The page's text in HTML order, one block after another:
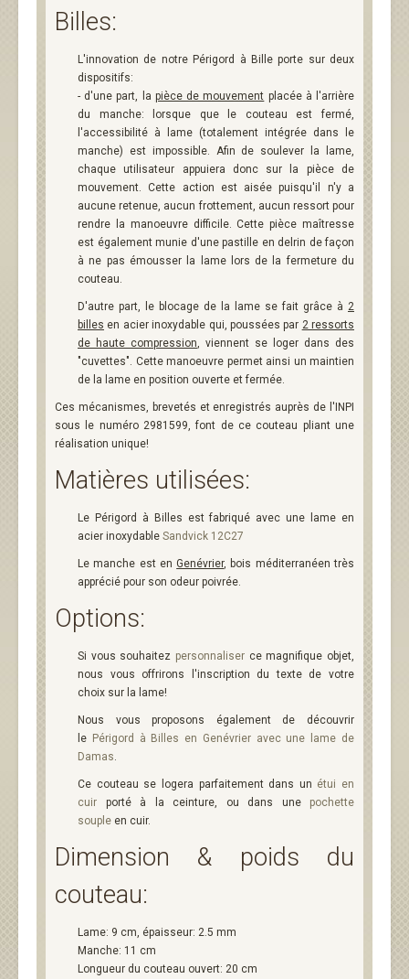
Billes:
L'innovation de notre Périgord à Bille porte sur deux
dispositifs:
- d'une part, la pièce de mouvement placée à l'arrière
du manche: lorsque que le couteau est fermé,
l'accessibilité à lame (totalement intégrée dans le
manche) est impossible. Afin de soulever la lame,
chaque utilisateur appuiera donc sur la pièce de
mouvement. Cette action est aisée puisqu'il n'y a
aucune retenue, aucun frottement, aucun ressort pour
rendre la manoeuvre difficile. Cette pièce maîtresse
est également munie d'une pastille en delrin de façon
à ne pas émousser la lame lors de la fermeture du
couteau.
D'autre part, le blocage de la lame se fait grâce à 2
billes en acier inoxydable qui, poussées par 2 ressorts
de haute compression, viennent se loger dans des
"cuvettes". Cette manoeuvre permet ainsi un maintien
de la lame en position ouverte et fermée.
Ces mécanismes, brevetés et enregistrés auprès de l'INPI
sous le numéro 2981599, font de ce couteau pliant une
réalisation unique!
Matières utilisées:
Le Périgord à Billes est fabriqué avec une lame en
acier inoxydable Sandvick 12C27
Le manche est enGenévrier, bois méditerranéen très
apprécié pour son odeur poivrée.
Options:
Si vous souhaitez personnaliser ce magnifique objet,
nous vous offrirons l'inscription du texte de votre
choix sur la lame!
Nous vous proposons également de découvrir
le Périgord à Billes en Genévrier avec une lame de
Damas.
Ce couteau se logera parfaitement dans un étui en
cuir porté à la ceinture, ou dans une pochette
souple en cuir.
Dimension & poids du
couteau:
Lame: 9 cm, épaisseur: 2.5 mm
Manche: 11 cm
Longueur du couteau ouvert: 20 cm